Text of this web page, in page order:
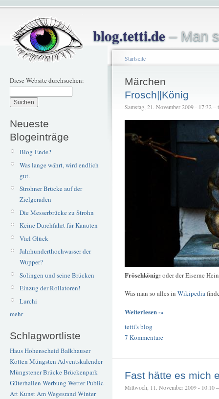
blog.tetti.de– Man
Diese Website durchsuchen:
Neueste
Blogeinträge
Blog-Ende?
Was lange währt, wird endlich
gut.
Strohner Brücke auf der
Zielgeraden
Die Messerbrücke zu Strohn
Keine Durchfahrt für Kanuten
Viel Glück
Jahrhunderthochwasser der
Wupper?
Solingen und seine Brücken
Einzug der Rollatoren!
Lurchi
mehr
Schlagwortliste
Haus Hohenscheid Balkhauser
Kotten Müngsten Adventskalender
Müngstener BrückeBrückenpark
Güterhallen Werbung WetterPublic
ArtKunstAm Wegesrand Winter
Startseite
Märchen
Frosch||König
Samstag, 21. November 2009 - 17:32 –
Fröschkönig: oder der Eiserne
Was man so alles in Wikipedia
Weiterlesen -»
tetti's blog
7 Kommentare
Fast hätte es mich
Mittwoch, 11. November 2009 - 10:10